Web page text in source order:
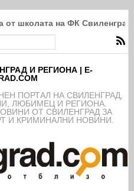
от школата на ФК
И РЕГИОНА | E-
ПОРТАЛ НА СВИЛЕНГРАД,
ЛЮБИМЕЦ И РЕГИОНА.
ОТ СВИЛЕНГРАД ЗА
И КРИМИНАЛНИ НОВИНИ.